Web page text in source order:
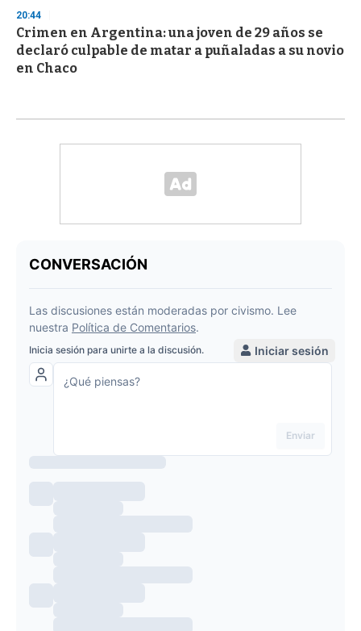
20:44
Crimen en Argentina: una joven de 29 años se
declaró culpable de matar a puñaladas a su novio
en Chaco